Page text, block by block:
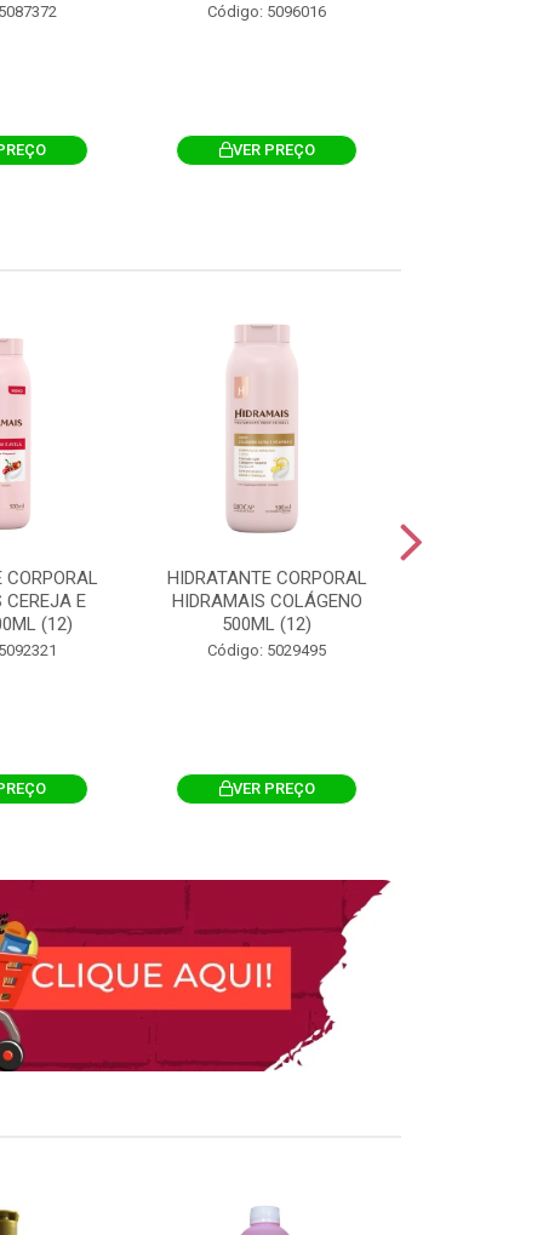
Código: 5096016
VER PREÇO
CORPORAL
CEREJA E
(12)
HIDRATANTE CORPORAL
HIDRAMAIS COLÁGENO
500ML (12)
Código: 5029495
VER PREÇO